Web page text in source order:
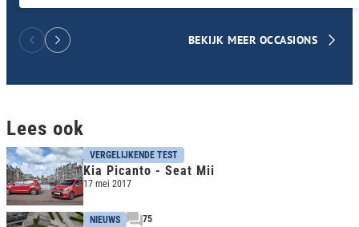
BEKIJK MEER OCCASIONS
Lees ook
VERGELIJKENDE TEST
Kia Picanto - Seat Mii
17 mei 2017
NIEUWS 75